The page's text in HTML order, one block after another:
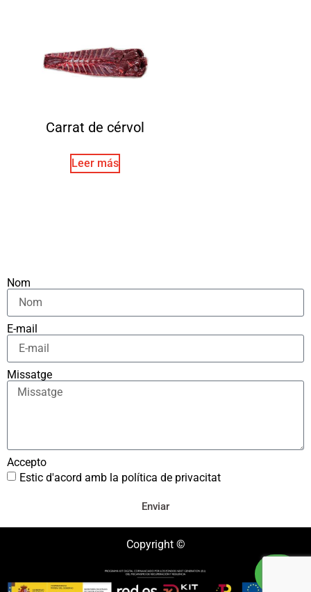
Carrat de cérvol
Leer más
Nom
E-mail
Missatge
Accepto
Estic d'acord amb la política de privacitat
Enviar
Copyright ©